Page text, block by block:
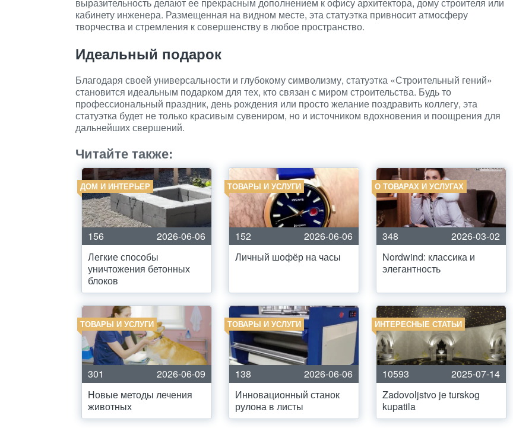
кабинету инженера. Размещенная на видном месте, эта статуэтка привносит атмосферу
творчества и стремления к совершенству в любое пространство.
Идеальный подарок
Благодаря своей универсальности и глубокому символизму, статуэтка «Строительный гений»
становится идеальным подарком для тех, кто связан с миром строительства. Будь то
профессиональный праздник, день рождения или просто желание поздравить коллегу, эта
статуэтка будет не только красивым сувениром, но и источником вдохновения и поощрения для
дальнейших свершений.
Читайте также:
ДОМ И ИНТЕРЬЕР
156
2026-06-06
Легкие способы
уничтожения бетонных
блоков
ТОВАРЫ И УСЛУГИ
152
2026-06-06
Личный шофёр на часы
О ТОВАРАХ И УСЛУГАХ
348
2026-03-02
Nordwind: классика и
элегантность
ТОВАРЫ И УСЛУГИ
301
2026-06-09
Новые методы лечения
животных
ТОВАРЫ И УСЛУГИ
138
2026-06-06
Инновационный станок
рулона в листы
ИНТЕРЕСНЫЕ СТАТЬИ
10593
2025-07-14
Zadovoljstvo je turskog
kupatila